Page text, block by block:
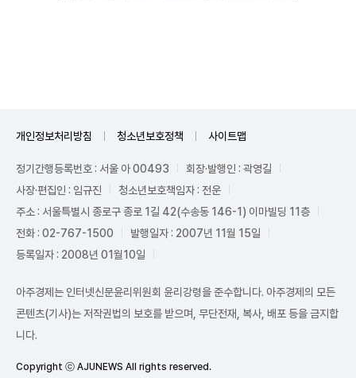
개인정보처리방침 청소년보호정책 사이트맵
정기간행등록번호 : 서울 아 00493
회장·발행인 : 곽영길
사장·편집인 : 임규진
청소년보호책임자 : 전운
주소 : 서울특별시 종로구 종로 1길 42(수송동 146-1) 이마빌딩 11층
전화 : 02-767-1500
발행일자 : 2007년 11월 15일
등록일자 : 2008년 01월10일
아주경제는 인터넷신문윤리위원회 윤리강령을 준수합니다. 아주경제의 모든
콘텐츠(기사)는 저작권법의 보호를 받으며, 무단전재, 복사, 배포 등을 금지합
니다.
Copyright ⓒ AJUNEWS All rights reserved.